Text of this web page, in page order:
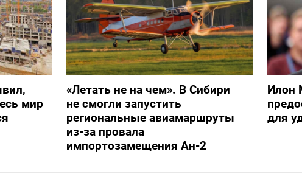
мир
«Летать не на чем». В Сибири
не смогли запустить
региональные авиамаршруты
из-за провала
импортозамещения Ан-2
Илон
для